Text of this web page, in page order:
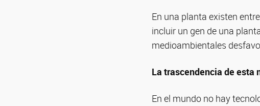
En una planta existen
incluir un gen de una
medioambientales
La trascendencia de esta
En el mundo no hay